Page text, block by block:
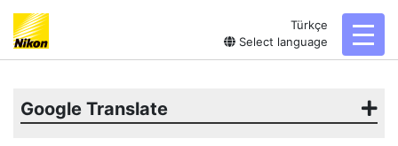
Türkçe
Select language
Google Translate